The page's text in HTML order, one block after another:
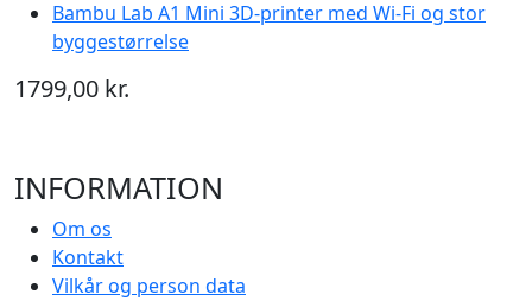
Bambu Lab A1 Mini 3D-printer med Wi-Fi og stor
byggestørrelse
1799,00 kr.
INFORMATION
Om os
Kontakt
Vilkår og person data